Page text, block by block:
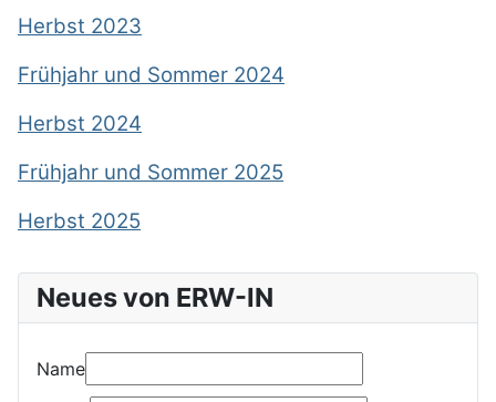
Neues von ERW-IN
Name
Herbst 2023
Frühjahr und Sommer 2024
Herbst 2024
Frühjahr und Sommer 2025
Herbst 2025